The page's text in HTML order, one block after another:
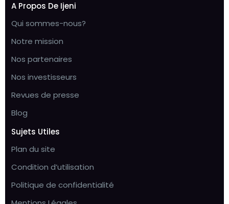
A Propos De Ijeni
Qui sommes-nous?
Notre mission
Nos partenaires
Nos investisseurs
Revues de presse
Blog
Sujets Utiles
Plan du site
Condition d’utilisation
Politique de confidentialité